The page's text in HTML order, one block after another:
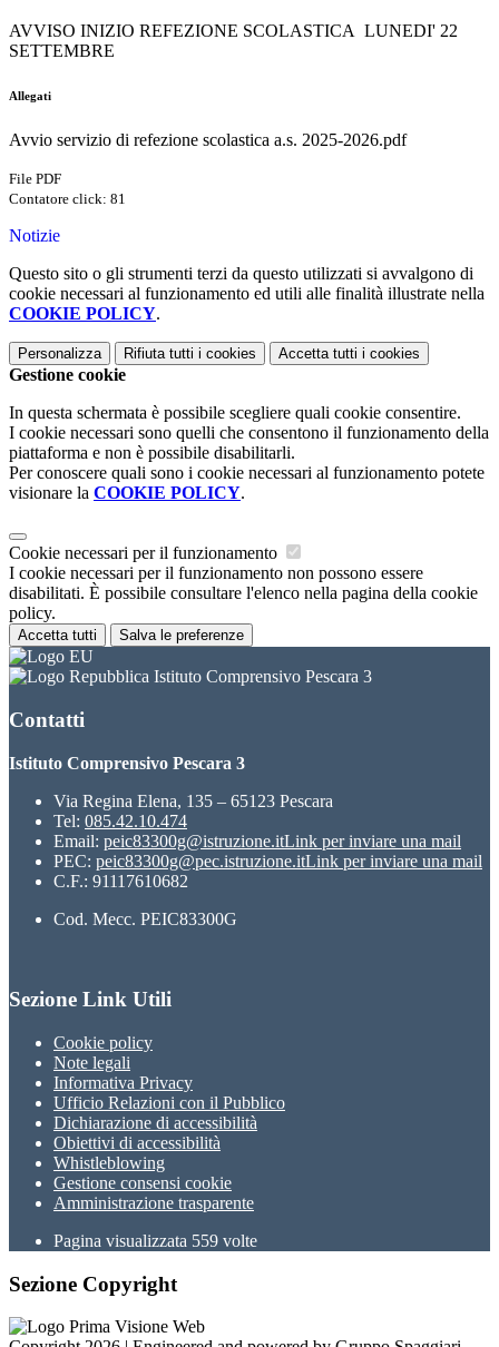
AVVISO INIZIO REFEZIONE SCOLASTICA LUNEDI' 22
SETTEMBRE
Allegati
Avvio servizio di refezione scolastica a.s. 2025-2026.pdf
File PDF
Contatore click: 81
Notizie
Questo sito o gli strumenti terzi da questo utilizzati si avvalgono di
cookie necessari al funzionamento ed utili alle finalità illustrate nella
COOKIE POLICY.
Personalizza Rifiuta tutti i cookies Accetta tutti i cookies
Gestione cookie
In questa schermata è possibile scegliere quali cookie consentire.
I cookie necessari sono quelli che consentono il funzionamento della
piattaforma e non è possibile disabilitarli.
Per conoscere quali sono i cookie necessari al funzionamento potete
visionare la COOKIE POLICY.
Cookie necessari per il funzionamento
I cookie necessari per il funzionamento non possono essere
disabilitati. È possibile consultare l'elenco nella pagina della cookie
policy.
Accetta tutti Salva le preferenze
Istituto Comprensivo Pescara 3
Contatti
Istituto Comprensivo Pescara 3
Via Regina Elena, 135 – 65123 Pescara
Tel: 085.42.10.474
Email: peic83300g@istruzione.itLink per inviare una mail
PEC: peic83300g@pec.istruzione.itLink per inviare una mail
C.F.: 91117610682
Cod. Mecc. PEIC83300G
Sezione Link Utili
Cookie policy
Note legali
Informativa Privacy
Ufficio Relazioni con il Pubblico
Dichiarazione di accessibilità
Obiettivi di accessibilità
Whistleblowing
Gestione consensi cookie
Amministrazione trasparente
Pagina visualizzata 559 volte
Sezione Copyright